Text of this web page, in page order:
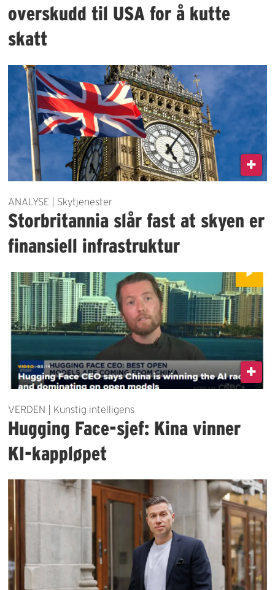
overskudd til USA for å kutte
skatt
ANALYSE | Skytjenester
Storbritannia slår fast at skyen er
finansiell infrastruktur
VERDEN | Kunstig intelligens
Hugging Face-sjef: Kina vinner
KI-kappløpet